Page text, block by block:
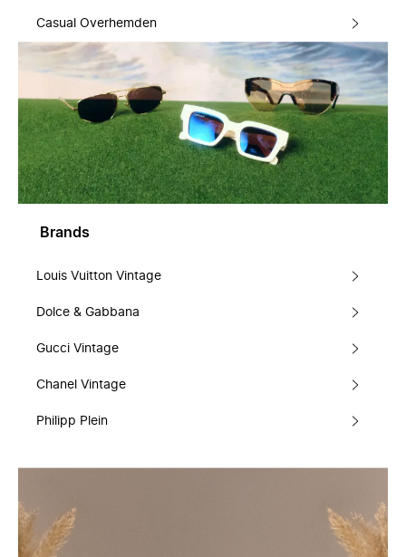
Casual Overhemden
Brands
Louis Vuitton Vintage
Dolce & Gabbana
Gucci Vintage
Chanel Vintage
Philipp Plein